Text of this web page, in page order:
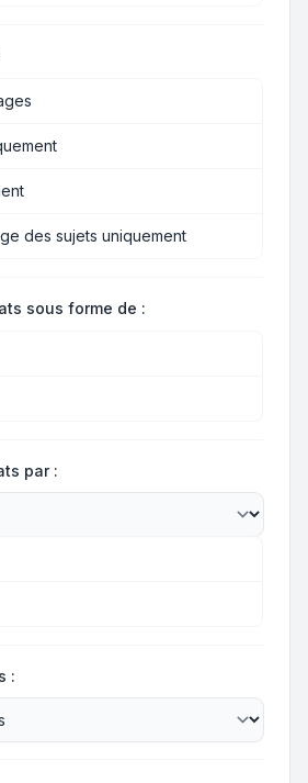
des sujets uniquement
sous forme de :
par :
: